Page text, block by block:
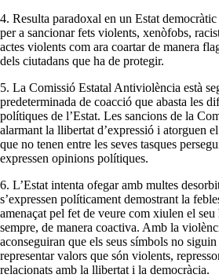
4. Resulta paradoxal en un Estat
per a sancionar fets violents, xenòfobs,
actes violents com ara coartar de manera
dels ciutadans que ha de protegir.
5. La Comissió Estatal Antiviolència està
predeterminada de coacció que abasta les
polítiques de l’Estat. Les sancions de la
alarmant la llibertat d’expressió i atorguen
que no tenen entre les seves tasques
expressen opinions polítiques.
6. L’Estat intenta ofegar amb multes
s’expressen políticament demostrant la
amenaçat pel fet de veure com xiulen el
sempre, de manera coactiva. Amb la
aconseguiran que els seus símbols no
representar valors que són violents,
relacionats amb la llibertat i la democràcia.